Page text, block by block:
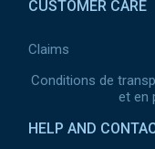
CUSTOMER CARE
Claims
Conditions de
et en
HELP AND